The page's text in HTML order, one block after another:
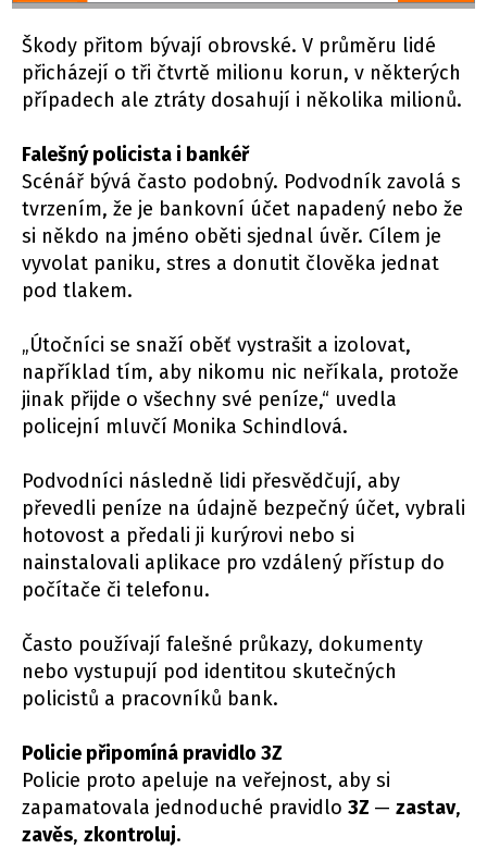
Škody přitom bývají obrovské. V průměru lidé
přicházejí o tři čtvrtě milionu korun, v některých
případech ale ztráty dosahují i několika milionů.
Falešný policista i bankéř
Scénář bývá často podobný. Podvodník zavolá s
tvrzením, že je bankovní účet napadený nebo že
si někdo na jméno oběti sjednal úvěr. Cílem je
vyvolat paniku, stres a donutit člověka jednat
pod tlakem.
„Útočníci se snaží oběť vystrašit a izolovat,
například tím, aby nikomu nic neříkala, protože
jinak přijde o všechny své peníze,“ uvedla
policejní mluvčí Monika Schindlová.
Podvodníci následně lidi přesvědčují, aby
převedli peníze na údajně bezpečný účet, vybrali
hotovost a předali ji kurýrovi nebo si
nainstalovali aplikace pro vzdálený přístup do
počítače či telefonu.
Často používají falešné průkazy, dokumenty
nebo vystupují pod identitou skutečných
policistů a pracovníků bank.
Policie připomíná pravidlo 3Z
Policie proto apeluje na veřejnost, aby si
zapamatovala jednoduché pravidlo 3Z — zastav,
zavěs, zkontroluj.